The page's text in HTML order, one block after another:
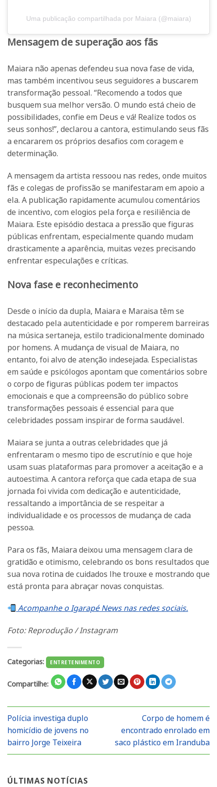
Uma publicação compartilhada por Maiara (@maiara)
Mensagem de superação aos fãs
Maiara não apenas defendeu sua nova fase de vida,
mas também incentivou seus seguidores a buscarem
transformação pessoal. “Recomendo a todos que
busquem sua melhor versão. O mundo está cheio de
possibilidades, confie em Deus e vá! Realize todos os
seus sonhos!”, declarou a cantora, estimulando seus fãs
a encararem os próprios desafios com coragem e
determinação.
A mensagem da artista ressoou nas redes, onde muitos
fãs e colegas de profissão se manifestaram em apoio a
ela. A publicação rapidamente acumulou comentários
de incentivo, com elogios pela força e resiliência de
Maiara. Este episódio destaca a pressão que figuras
públicas enfrentam, especialmente quando mudam
drasticamente a aparência, muitas vezes precisando
enfrentar especulações e críticas.
Nova fase e reconhecimento
Desde o início da dupla, Maiara e Maraisa têm se
destacado pela autenticidade e por romperem barreiras
na música sertaneja, estilo tradicionalmente dominado
por homens. A mudança de visual de Maiara, no
entanto, foi alvo de atenção indesejada. Especialistas
em saúde e psicólogos apontam que comentários sobre
o corpo de figuras públicas podem ter impactos
emocionais e que a compreensão do público sobre
transformações pessoais é essencial para que
celebridades possam inspirar de forma saudável.
Maiara se junta a outras celebridades que já
enfrentaram o mesmo tipo de escrutínio e que hoje
usam suas plataformas para promover a aceitação e a
autoestima. A cantora reforça que cada etapa de sua
jornada foi vivida com dedicação e autenticidade,
ressaltando a importância de se respeitar a
individualidade e os processos de mudança de cada
pessoa.
Para os fãs, Maiara deixou uma mensagem clara de
gratidão e otimismo, celebrando os bons resultados que
sua nova rotina de cuidados lhe trouxe e mostrando que
está pronta para abraçar novas conquistas.
Acompanhe o Igarapé News nas redes sociais.
Foto: Reprodução / Instagram
Categorias: ENTRETENIMENTO
Compartilhe:
Polícia investiga duplo
homicídio de jovens no
bairro Jorge Teixeira
Corpo de homem é
encontrado enrolado em
saco plástico em Iranduba
ÚLTIMAS NOTÍCIAS